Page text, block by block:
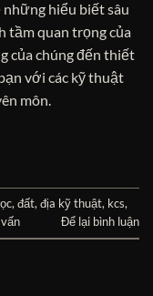
những hiểu biết sâu
tầm quan trọng của
của chúng đến thiết
với các kỹ thuật
môn.
, đất, địa kỹ thuật, kcs,
Để lại bình luận